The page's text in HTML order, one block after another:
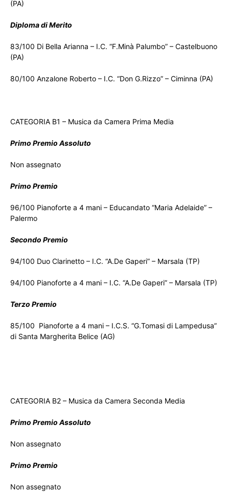
(PA)
Diploma di Merito
83/100 Di Bella Arianna – I.C. “F.Minà Palumbo” – Castelbuono
(PA)
80/100 Anzalone Roberto – I.C. “Don G.Rizzo” – Ciminna (PA)
CATEGORIA B1 – Musica da Camera Prima Media
Primo Premio Assoluto
Non assegnato
Primo Premio
96/100 Pianoforte a 4 mani – Educandato “Maria Adelaide” –
Palermo
Secondo Premio
94/100 Duo Clarinetto – I.C. “A.De Gaperi” – Marsala (TP)
94/100 Pianoforte a 4 mani – I.C. “A.De Gaperi” – Marsala (TP)
Terzo Premio
85/100 Pianoforte a 4 mani – I.C.S. “G.Tomasi di Lampedusa”
di Santa Margherita Belice (AG)
CATEGORIA B2 – Musica da Camera Seconda Media
Primo Premio Assoluto
Non assegnato
Primo Premio
Non assegnato